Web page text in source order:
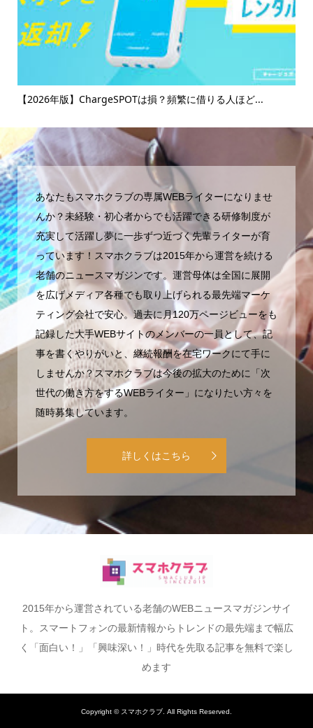
【2026年版】ChargeSPOTは損？頻繁に借りる人ほど...
あなたもスマホクラブの専属WEBライターになりませ
んか？未経験・初心者からでも活躍できる研修制度が
充実して活躍し夢に一歩ずつ近づく先輩ライターが育
っています！スマホクラブは2015年から運営を続ける
老舗のニュースマガジンです。運営母体は全国に展開
を広げメディア各種でも取り上げられる最先端マーケ
ティング会社で安心。過去に月120万ページビューをも
記録した大手WEBサイトのメンバーの一員として、記
事を書くやりがいと、継続報酬を在宅ワークにて手に
しませんか？スマホクラブは今後の拡大のために「次
世代の働き方をするWEBライター」になりたい方々を
随時募集しています。
詳しくはこちら
2015年から運営されている老舗のWEBニュースマガジンサイ
ト。スマートフォンの最新情報からトレンドの最先端まで幅広
く「面白い！」「興味深い！」時代を先取る記事を無料で楽し
めます
Copyright ©スマホクラブ. All Rights Reserved.